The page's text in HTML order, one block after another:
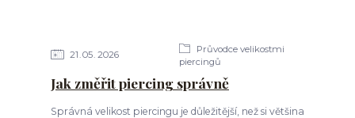
21 05 2026
Průvodce velikostmi
piercingů
Jak změřit piercing správně
Správná velikost piercingu je důležitější, než si většina